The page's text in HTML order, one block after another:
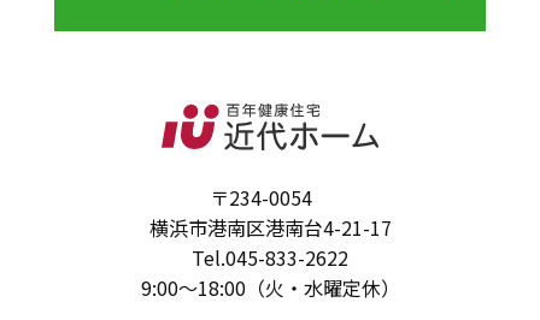
〒234-0054
横浜市港南区港南台4-21-17
Tel.045-833-2622
9:00～18:00（火・水曜定休）